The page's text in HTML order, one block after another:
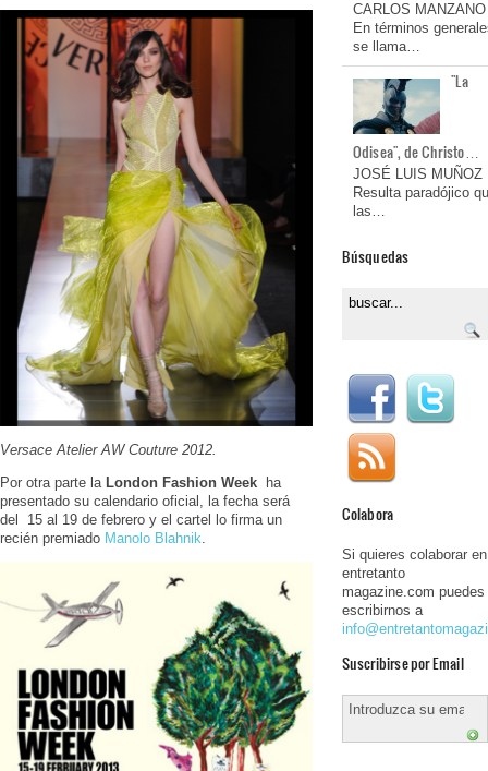
Versace Atelier AW Couture 2012.
Por otra parte la London Fashion Week ha
presentado su calendario oficial, la fecha será
del 15 al 19 de febrero y el cartel lo firma un
recién premiado Manolo Blahnik
CARLOS MANZANO
En términos
se llama…
"La
Odisea", de Christo…
JOSÉ LUIS MUÑOZ
Resulta paradójico
las…
Búsquedas
Colabora
Si quieres colaborar en
entretanto
magazine.com puedes
escribirnos a
Suscribirse por Email